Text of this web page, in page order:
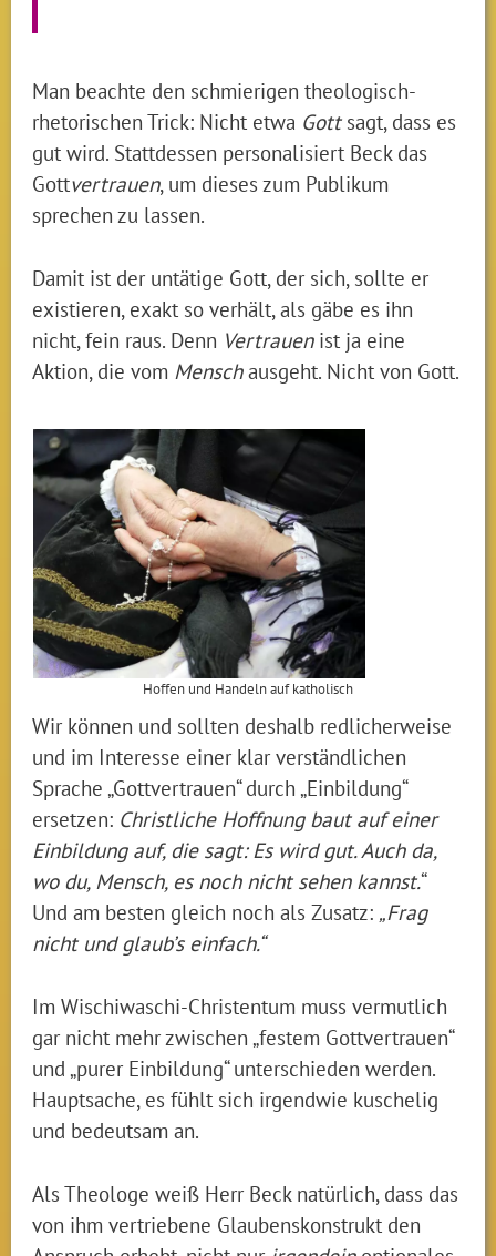
Man beachte den schmierigen theologisch-
rhetorischen Trick: Nicht etwa Gott sagt, dass es
gut wird. Stattdessen personalisiert Beck das
Gottvertrauen, um dieses zum Publikum
sprechen zu lassen.
Damit ist der untätige Gott, der sich, sollte er
existieren, exakt so verhält, als gäbe es ihn
nicht, fein raus. Denn Vertrauenist ja eine
Aktion, die vom Menschausgeht. Nicht von Gott.
Hoffen und Handeln auf katholisch
Wir können und sollten deshalb redlicherweise
und im Interesse einer klar verständlichen
Sprache „Gottvertrauen“ durch „Einbildung“
ersetzen: Christliche Hoffnung baut auf einer
Einbildung auf, die sagt: Es wird gut. Auch da,
wo du, Mensch, es noch nicht sehen kannst.“
Und am besten gleich noch als Zusatz: „Frag
nicht und glaub’s einfach.“
Im Wischiwaschi-Christentum muss vermutlich
gar nicht mehr zwischen „festem Gottvertrauen“
und „purer Einbildung“ unterschieden werden.
Hauptsache, es fühlt sich irgendwie kuschelig
und bedeutsam an.
Als Theologe weiß Herr Beck natürlich, dass das
von ihm vertriebene Glaubenskonstrukt den